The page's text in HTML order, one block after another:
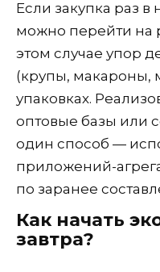
Если закупка раз в
можно перейти на
этом случае упор
(крупы, макароны,
упаковках.
оптовые базы или
один способ —
приложений-
по заранее
Как начать
завтра?